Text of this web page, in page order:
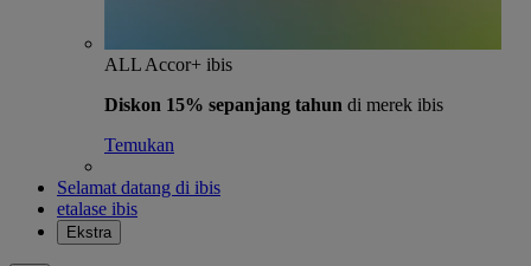
ALL Accor+ ibis
Diskon 15% sepanjang tahun di merek ibis
Temukan
Selamat datang di ibis
etalase ibis
Ekstra